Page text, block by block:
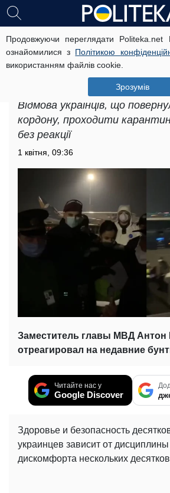
Продовжуючи переглядати Politeka.net
ознайомилися з Політикою
використанням файлів cookie.
Зрозумів
Дебоширы из
подставили всех
границей: "Больше ни
рейса", радикальное
Відмова українців, що
кордону, проходити
без реакції
1 квітня, 09:36
Заместитель главы МВД Антон
отреагировал на недавние
Читайте нас у
Google Discover
Здоровье и безопасность
украинцев зависит от
дискомфорта нескольких